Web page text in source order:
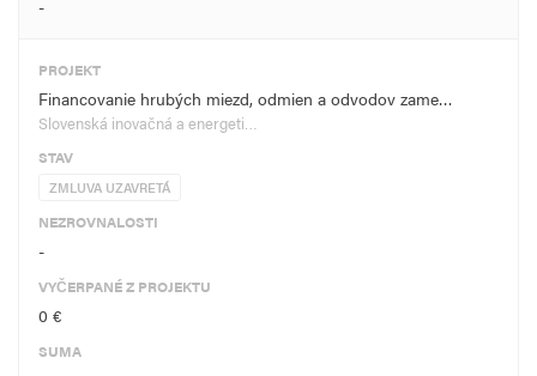
-
PROJEKT
Financovanie hrubých miezd, odmien a odvodov zame…
Slovenská inovačná a energeti…
STAV
ZMLUVA UZAVRETÁ
NEZROVNALOSTI
-
VYČERPANÉ Z PROJEKTU
0 €
SUMA